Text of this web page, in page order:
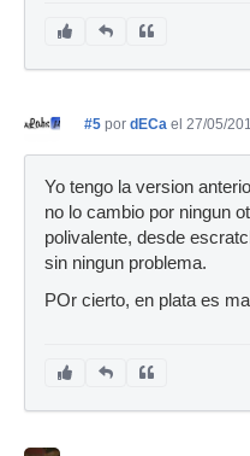
#5 por dECa el 27/05/
Yo tengo la version
no lo cambio por ningun
polivalente, desde
sin ningun problema.
POr cierto, en plata es